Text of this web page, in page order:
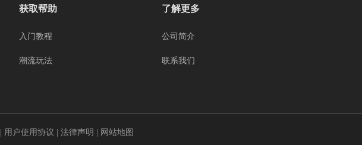
获取帮助
入门教程
潮流玩法
了解更多
公司简介
联系我们
用户使用协议 法律声明 网站地图